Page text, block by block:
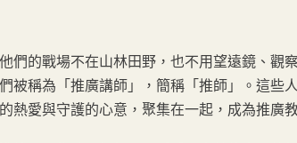
們的戰場不在山林田野，也不用望遠鏡、觀
被稱為「推廣講師」，簡稱「推師」。這些
熱愛與守護的心意，聚集在一起，成為推廣